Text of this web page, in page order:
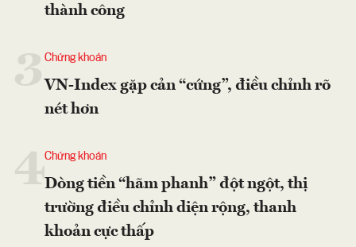
thành công
Chứng khoán
VN-Index gặp cản “cứng”, điều chỉnh rõ
nét hơn
4Chứng khoán
Dòng tiền “hãm phanh” đột ngột, thị
trường điều chỉnh diện rộng, thanh
khoản cực thấp